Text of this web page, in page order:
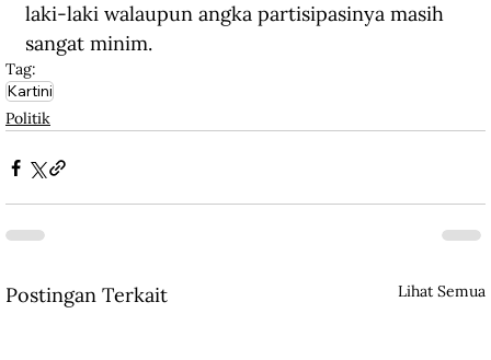
laki-laki walaupun angka partisipasinya masih
sangat minim.
Tag:
Kartini
Politik
Postingan Terkait Lihat Semua